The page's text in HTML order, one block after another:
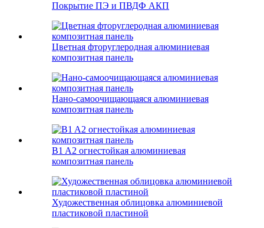
Покрытие ПЭ и ПВДФ АКП
Цветная фторуглеродная алюминиевая
композитная панель
Нано-самоочищающаяся алюминиевая
композитная панель
B1 A2 огнестойкая алюминиевая
композитная панель
Художественная облицовка алюминиевой
пластиковой пластиной